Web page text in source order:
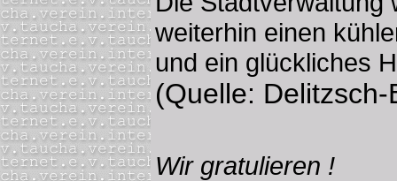
weiterhin einen
und ein glückliches
(Quelle:
Wir gratulieren !